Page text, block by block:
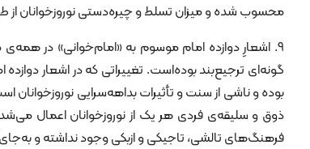
محسوب شده و میزان تسلط و چیره‌دستی نوروزخوانان از
9. اشعارِ دوازده امام موسوم به «امام‌خوانی» در
گونه‌ای ترجیع‌بند بوده‌است. تغییراتی که در اشعار
بوده و ناشی از سنت و تأثیرات بداهه‌سرایی نوروزخوانان
ذوق و سلیقه‌ی فردی هر یک از نوروزخوانان اعمال
فرهنگ‌های تالشی، تاجیکی و ازبکی وجود نداشته و